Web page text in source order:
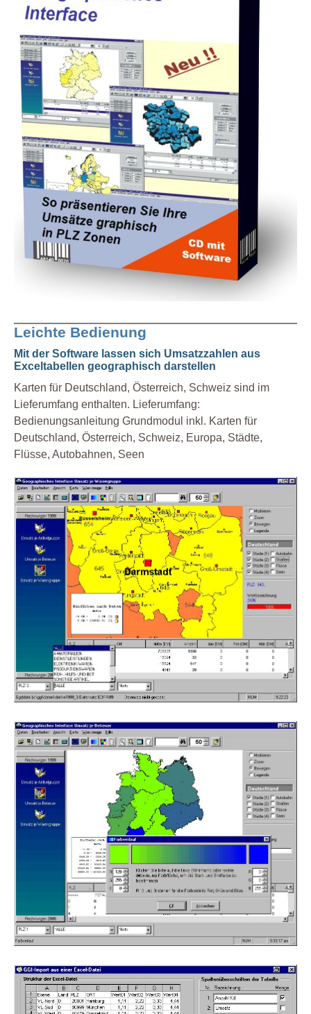
Leichte Bedienung
Mit der Software lassen sich Umsatzzahlen aus
Exceltabellen geographisch darstellen
Karten für Deutschland, Österreich, Schweiz sind im
Lieferumfang enthalten. Lieferumfang:
Bedienungsanleitung Grundmodul inkl. Karten für
Deutschland, Österreich, Schweiz, Europa, Städte,
Flüsse, Autobahnen, Seen